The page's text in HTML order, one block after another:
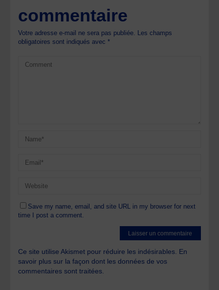
commentaire
Votre adresse e-mail ne sera pas publiée. Les champs
obligatoires sont indiqués avec*
Save my name, email, and site URL in my browser for next
time I post a comment.
Ce site utilise Akismet pour réduire les indésirables. En
savoir plus sur la façon dont les données de vos
commentaires sont traitées